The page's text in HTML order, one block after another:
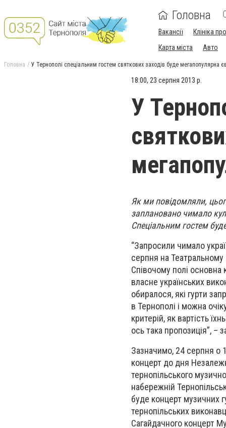
Головна
Вакансії
Клініка
Карта міста
Авто
Головна У Тернополі спеціальним гостем святкових заходів буде мегапопулярна
18:00, 23 серпня 2013 р.
У
Як ми повідомляли,
заплановано чимало
Спеціальним гостем
“Запросили чимало
серпня на Театральному
Співочому полі
власне українських
обиралося, які гурти
в Тернополі і можна
критерій, як вартість
ось така пропозиція”, –
Зазначимо, 24 серпня о
концерт до дня
тернопільського
набережній
буде концерт музичних
тернопільських
Сагайдачного концерт